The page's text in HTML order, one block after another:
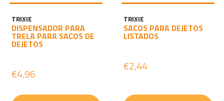
TRIXIE
DISPENSADOR PARA
TRELA PARA SACOS DE
DEJETOS
€4,96
TRIXIE
SACOS PARA DEJETOS
LISTADOS
€2,44